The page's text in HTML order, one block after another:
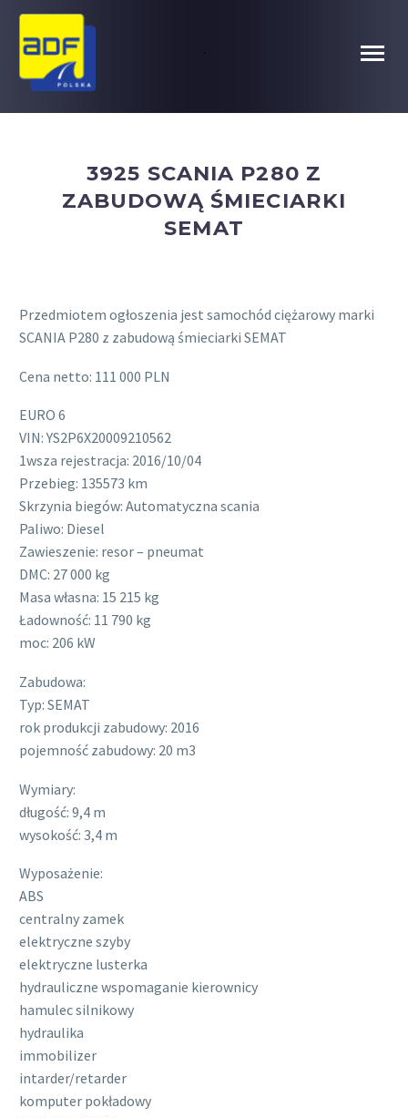
.
3925 SCANIA P280 Z
ZABUDOWĄ ŚMIECIARKI
SEMAT
Przedmiotem ogłoszenia jest samochód ciężarowy marki
SCANIA P280 z zabudową śmieciarki SEMAT
Cena netto: 111 000 PLN
EURO 6
VIN: YS2P6X20009210562
1wsza rejestracja: 2016/10/04
Przebieg: 135573 km
Skrzynia biegów: Automatyczna scania
Paliwo: Diesel
Zawieszenie: resor – pneumat
DMC: 27 000 kg
Masa własna: 15 215 kg
Ładowność: 11 790 kg
moc: 206 kW
Zabudowa:
Typ: SEMAT
rok produkcji zabudowy: 2016
pojemność zabudowy: 20 m3
Wymiary:
długość: 9,4 m
wysokość: 3,4 m
Wyposażenie:
ABS
centralny zamek
elektryczne szyby
elektryczne lusterka
hydrauliczne wspomaganie kierownicy
hamulec silnikowy
hydraulika
immobilizer
intarder/retarder
komputer pokładowy